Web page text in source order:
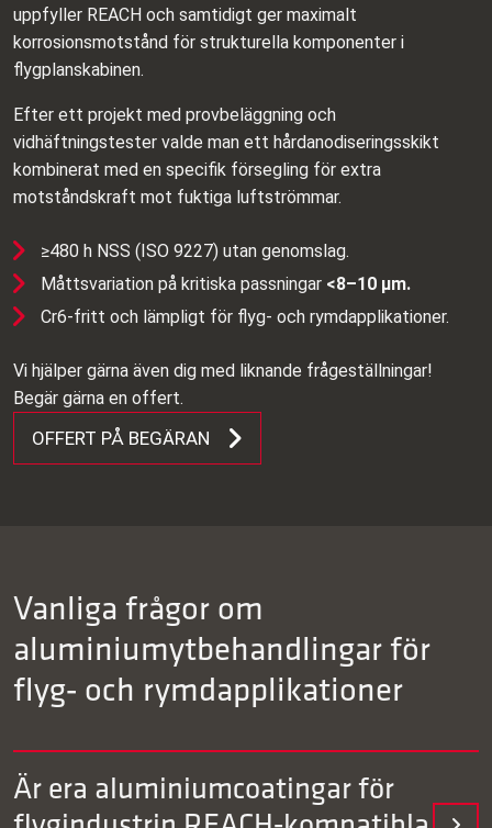
uppfyller REACH och samtidigt ger maximalt
korrosionsmotstånd för strukturella komponenter i
flygplanskabinen.
Efter ett projekt med provbeläggning och
vidhäftningstester valde man ett hårdanodiseringsskikt
kombinerat med en specifik försegling för extra
motståndskraft mot fuktiga luftströmmar.
≥480 h NSS (ISO 9227) utan genomslag.
Måttsvariation på kritiska passningar <8–10 μm.
Cr6‑fritt och lämpligt för flyg‑ och rymdapplikationer.
Vi hjälper gärna även dig med liknande frågeställningar!
Begär gärna en offert.
OFFERT PÅ BEGÄRAN
Vanliga frågor om
aluminiumytbehandlingar för
flyg‑ och rymdapplikationer
Är era aluminiumcoatingar för